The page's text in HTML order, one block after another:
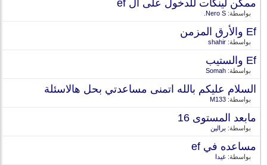
ممكن لينكات للدخول على ال ef
بواسطة:Nero S.
Ef والأرق المزمن
بواسطة:shahir
Ef والستيب
بواسطة:Somah
السلام عليكم بالله اتمنى مساعدتي بحل هالاسئلة
بواسطة:M133
مابعد المستوى 16
بواسطة:برالين
مساعده في ef
بواسطة:غيدا